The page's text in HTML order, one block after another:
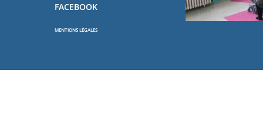
FACEBOOK
MENTIONS LÉGALES